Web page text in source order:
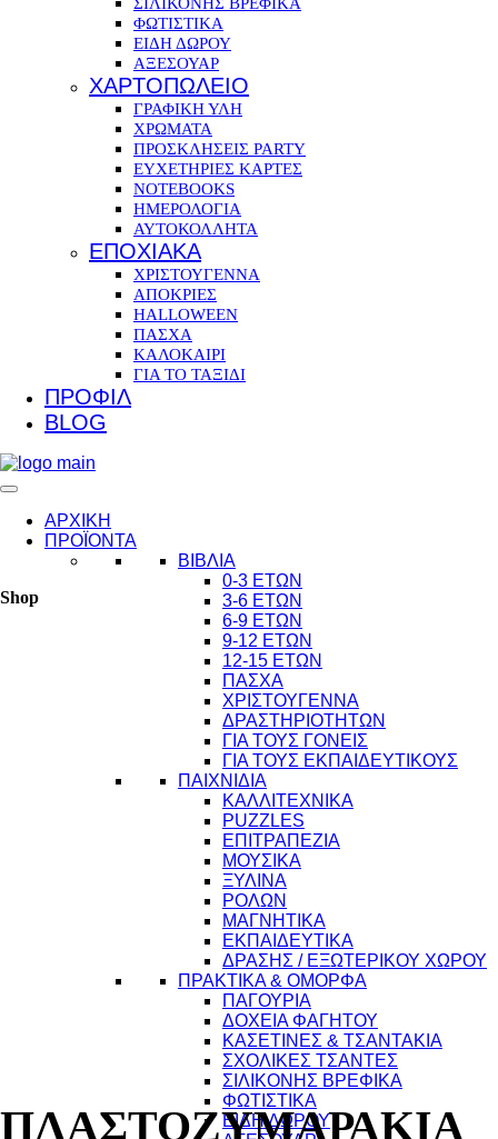
ΦΩΤΙΣΤΙΚΑ
ΕΙΔΗ ΔΩΡΟΥ
ΑΞΕΣΟΥΑΡ
ΧΑΡΤΟΠΩΛΕΙΟ
ΓΡΑΦΙΚΗ ΥΛΗ
ΧΡΩΜΑΤΑ
ΠΡΟΣΚΛΗΣΕΙΣ PARTY
ΕΥΧΕΤΗΡΙΕΣ ΚΑΡΤΕΣ
NOTEBOOKS
ΗΜΕΡΟΛΟΓΙΑ
ΑΥΤΟΚΟΛΛΗΤΑ
ΕΠΟΧΙΑΚΑ
ΧΡΙΣΤΟΥΓΕΝΝΑ
ΑΠΟΚΡΙΕΣ
HALLOWEEN
ΠΑΣΧΑ
ΚΑΛΟΚΑΙΡΙ
ΓΙΑ ΤΟ ΤΑΞΙΔΙ
ΠΡΟΦΙΛ
BLOG
ΑΡΧΙΚΗ
ΠΡΟΪΟΝΤΑ
ΒΙΒΛΙΑ
0-3 ΕΤΩΝ
3-6 ΕΤΩΝ
6-9 ΕΤΩΝ
9-12 ΕΤΩΝ
12-15 ΕΤΩΝ
ΠΑΣΧΑ
ΧΡΙΣΤΟΥΓΕΝΝΑ
ΔΡΑΣΤΗΡΙΟΤΗΤΩΝ
ΓΙΑ ΤΟΥΣ ΓΟΝΕΙΣ
ΓΙΑ ΤΟΥΣ ΕΚΠΑΙΔΕΥΤΙΚΟΥΣ
ΠΑΙΧΝΙΔΙΑ
ΚΑΛΛΙΤΕΧΝΙΚΑ
PUZZLES
ΕΠΙΤΡΑΠΕΖΙΑ
ΜΟΥΣΙΚΑ
ΞΥΛΙΝΑ
ΡΟΛΩΝ
ΜΑΓΝΗΤΙΚΑ
ΕΚΠΑΙΔΕΥΤΙΚΑ
ΔΡΑΣΗΣ / ΕΞΩΤΕΡΙΚΟΥ ΧΩΡΟΥ
ΠΡΑΚΤΙΚΑ & ΟΜΟΡΦΑ
ΠΑΓΟΥΡΙΑ
ΔΟΧΕΙΑ ΦΑΓΗΤΟΥ
ΚΑΣΕΤΙΝΕΣ & ΤΣΑΝΤΑΚΙΑ
ΣΧΟΛΙΚΕΣ ΤΣΑΝΤΕΣ
ΣΙΛΙΚΟΝΗΣ ΒΡΕΦΙΚΑ
ΦΩΤΙΣΤΙΚΑ
ΕΙΔΗ ΔΩΡΟΥ
Shop
ΠΛΑΣΤΟΖΥΜΑΡΑΚΙΑ